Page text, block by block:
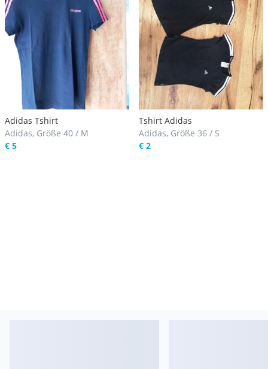
Adidas Tshirt
Adidas, Größe 40 / M
€ 5
Tshirt Adidas
Adidas, Größe 36 / S
€ 2